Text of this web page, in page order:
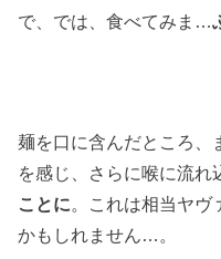
で、では、食べてみま…
麺を口に含んだところ、
を感じ、さらに喉に流れ
ことに 。これは相当ヤ
かもしれません…。